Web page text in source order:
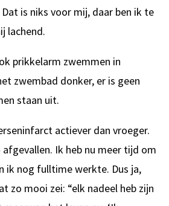
is niks voor mij, daar ben ik te
lachend.
prikkelarm zwemmen in
zwembad donker, er is geen
staan uit.
actiever dan vroeger.
afgevallen. Ik heb nu meer tijd om
ik nog fulltime werkte. Dus ja,
zo mooi zei: “elk nadeel heb zijn